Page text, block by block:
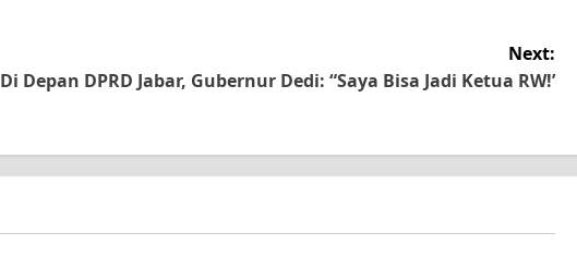
Next:
Di Depan DPRD Jabar, Gubernur Dedi: “Saya Bisa Jadi Ketua RW!’